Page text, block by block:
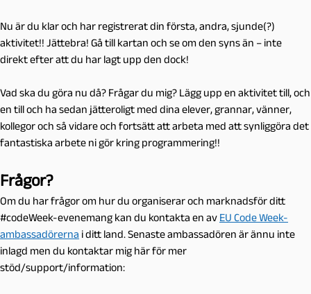
Nu är du klar och har registrerat din första, andra, sjunde(?)
aktivitet!! Jättebra! Gå till kartan och se om den syns än – inte
direkt efter att du har lagt upp den dock!
Vad ska du göra nu då? Frågar du mig? Lägg upp en aktivitet till, och
en till och ha sedan jätteroligt med dina elever, grannar, vänner,
kollegor och så vidare och fortsätt att arbeta med att synliggöra det
fantastiska arbete ni gör kring programmering!!
Frågor?
Om du har frågor om hur du organiserar och marknadsför ditt
#codeWeek-evenemang kan du kontakta en av EU Code Week-
ambassadörerna i ditt land. Senaste ambassadören är ännu inte
inlagd men du kontaktar mig här för mer
stöd/support/information: